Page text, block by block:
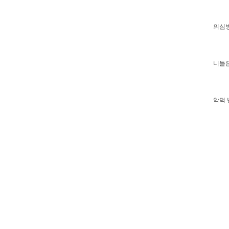
의심
니들
악덕